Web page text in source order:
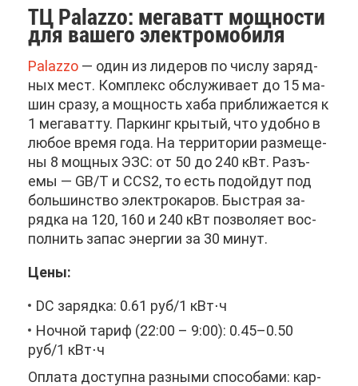
ТЦ Palazzo: ме­га­ватт мощ­но­сти
для ва­ше­го элек­тро­мо­би­ля
Palazzo — один из ли­де­ров по чис­лу за­ряд­
ных мест. Ком­плекс об­слу­жи­ва­ет до 15 ма­
шин сра­зу, а мощ­ность ха­ба при­бли­жа­ет­ся к
1 ме­га­ват­ту. Пар­кинг кры­тый, что удоб­но в
лю­бое вре­мя го­да. На тер­ри­то­рии раз­ме­ще­
ны 8 мощ­ных ЭЗС: от 50 до 240 кВт. Разъ­
емы — GB/T и CCS2, то есть по­дой­дут под
боль­шин­ство элек­тро­ка­ров. Быст­рая за­
ряд­ка на 120, 160 и 240 кВт поз­во­ля­ет вос­
пол­нить за­пас энер­гии за 30 ми­нут.
Це­ны:
DC за­ряд­ка: 0.61 руб/1 кВт⋅ч
Ноч­ной та­риф (22:00 – 9:00): 0.45–0.50
руб/1 кВт⋅ч
Опла­та до­ступ­на раз­ны­ми спо­со­ба­ми: кар­